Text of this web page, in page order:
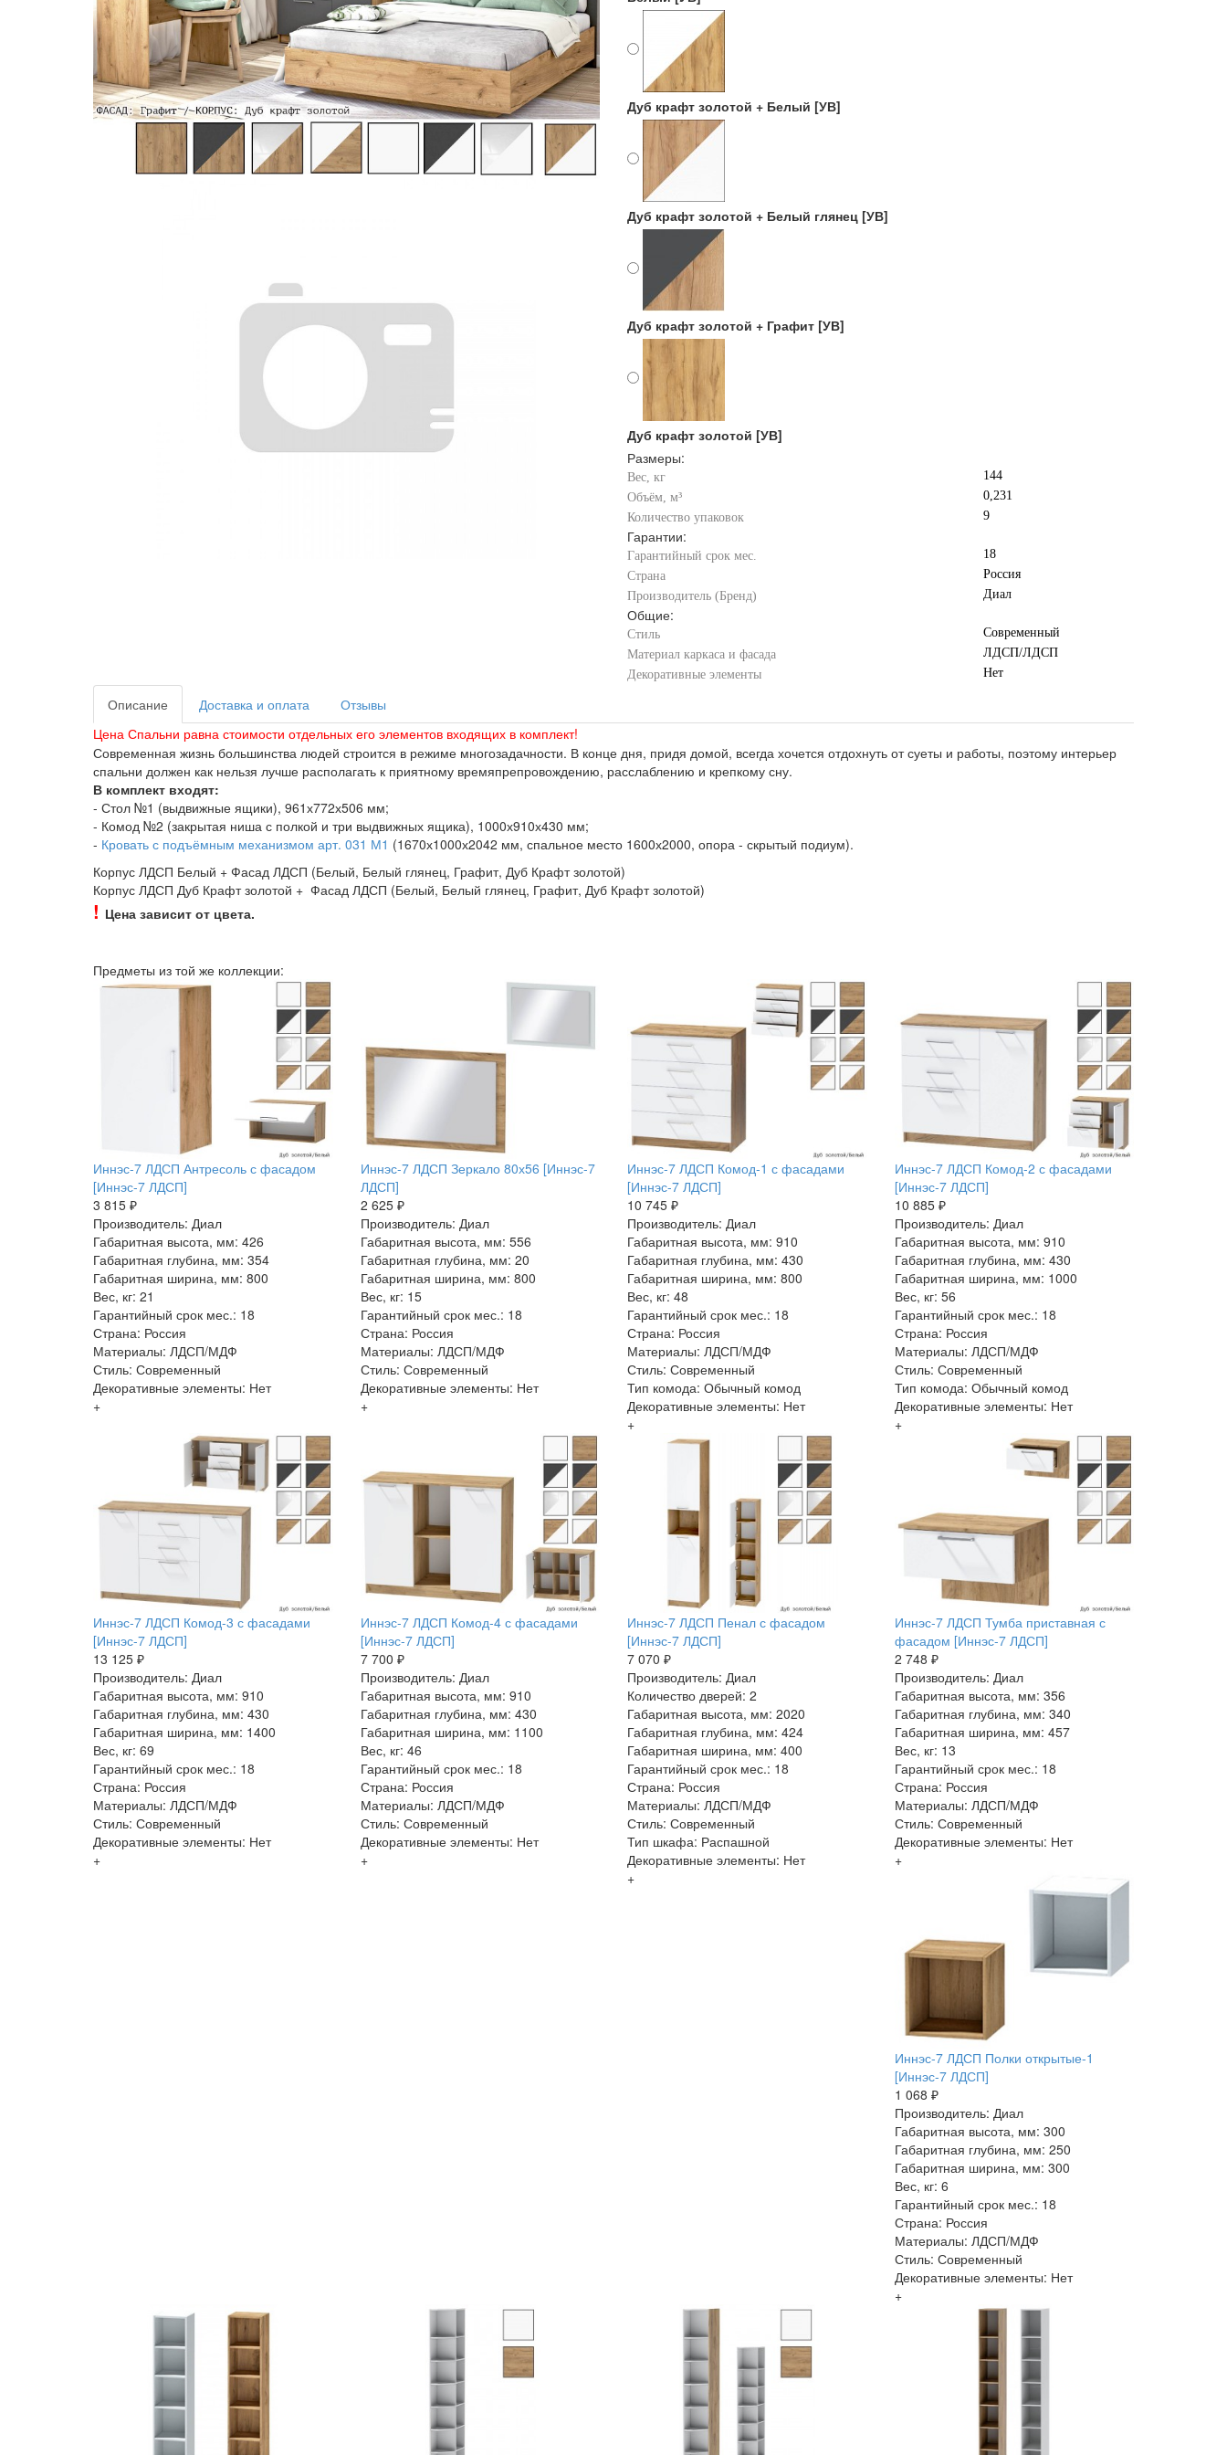
Дуб крафт золотой + Белый [УВ]
Дуб крафт золотой + Белый глянец [УВ]
Дуб крафт золотой + Графит [УВ]
Дуб крафт золотой [УВ]
Размеры:
Вес, кг
144
Объём, м³
0,231
Количество упаковок
9
Гарантии:
Гарантийный срок мес.
18
Страна
Россия
Производитель (Бренд)
Диал
Общие:
Стиль
Современный
Материал каркаса и фасада
ЛДСП/ЛДСП
Декоративные элементы
Нет
Описание Доставка и оплата
Отзывы
Цена Спальни равна стоимости отдельных его элементов входящих в комплект!
Современная жизнь большинства людей строится в режиме многозадачности. В конце дня, придя домой, всегда хочется отдохнуть от суеты и работы, поэтому интерьер
спальни должен как нельзя лучше располагать к приятному времяпрепровождению, расслаблению и крепкому сну.
В комплект входят:
- Стол №1 (выдвижные ящики), 961х772х506 мм;
- Комод №2 (закрытая ниша с полкой и три выдвижных ящика), 1000х910х430 мм;
- Кровать с подъёмным механизмом арт. 031 М1 (1670х1000х2042 мм, спальное место 1600х2000, опора - скрытый подиум).
Корпус ЛДСП Белый + Фасад ЛДСП (Белый, Белый глянец, Графит, Дуб Крафт золотой)
Корпус ЛДСП Дуб Крафт золотой + Фасад ЛДСП (Белый, Белый глянец, Графит, Дуб Крафт золотой)
! Цена зависит от цвета.
Предметы из той же коллекции:
Иннэс-7 ЛДСП Антресоль с фасадом
[Иннэс-7 ЛДСП]
3 815 ₽
Производитель: Диал
Габаритная высота, мм: 426
Габаритная глубина, мм: 354
Габаритная ширина, мм: 800
Вес, кг: 21
Гарантийный срок мес.: 18
Страна: Россия
Материалы: ЛДСП/МДФ
Стиль: Современный
Декоративные элементы: Нет
+
Иннэс-7 ЛДСП Зеркало 80х56 [Иннэс-7
ЛДСП]
2 625 ₽
Производитель: Диал
Габаритная высота, мм: 556
Габаритная глубина, мм: 20
Габаритная ширина, мм: 800
Вес, кг: 15
Гарантийный срок мес.: 18
Страна: Россия
Материалы: ЛДСП/МДФ
Стиль: Современный
Декоративные элементы: Нет
+
Иннэс-7 ЛДСП Комод-1 с фасадами
[Иннэс-7 ЛДСП]
10 745 ₽
Производитель: Диал
Габаритная высота, мм: 910
Габаритная глубина, мм: 430
Габаритная ширина, мм: 800
Вес, кг: 48
Гарантийный срок мес.: 18
Страна: Россия
Материалы: ЛДСП/МДФ
Стиль: Современный
Тип комода: Обычный комод
Декоративные элементы: Нет
+
Иннэс-7 ЛДСП Комод-2 с фасадами
[Иннэс-7 ЛДСП]
10 885 ₽
Производитель: Диал
Габаритная высота, мм: 910
Габаритная глубина, мм: 430
Габаритная ширина, мм: 1000
Вес, кг: 56
Гарантийный срок мес.: 18
Страна: Россия
Материалы: ЛДСП/МДФ
Стиль: Современный
Тип комода: Обычный комод
Декоративные элементы: Нет
+
Иннэс-7 ЛДСП Комод-3 с фасадами
[Иннэс-7 ЛДСП]
13 125 ₽
Производитель: Диал
Габаритная высота, мм: 910
Габаритная глубина, мм: 430
Габаритная ширина, мм: 1400
Вес, кг: 69
Гарантийный срок мес.: 18
Страна: Россия
Материалы: ЛДСП/МДФ
Стиль: Современный
Декоративные элементы: Нет
+
Иннэс-7 ЛДСП Комод-4 с фасадами
[Иннэс-7 ЛДСП]
7 700 ₽
Производитель: Диал
Габаритная высота, мм: 910
Габаритная глубина, мм: 430
Габаритная ширина, мм: 1100
Вес, кг: 46
Гарантийный срок мес.: 18
Страна: Россия
Материалы: ЛДСП/МДФ
Стиль: Современный
Декоративные элементы: Нет
+
Иннэс-7 ЛДСП Пенал с фасадом
[Иннэс-7 ЛДСП]
7 070 ₽
Производитель: Диал
Количество дверей: 2
Габаритная высота, мм: 2020
Габаритная глубина, мм: 424
Габаритная ширина, мм: 400
Гарантийный срок мес.: 18
Страна: Россия
Материалы: ЛДСП/МДФ
Стиль: Современный
Тип шкафа: Распашной
Декоративные элементы: Нет
+
Иннэс-7 ЛДСП Тумба приставная с
фасадом [Иннэс-7 ЛДСП]
2 748 ₽
Производитель: Диал
Габаритная высота, мм: 356
Габаритная глубина, мм: 340
Габаритная ширина, мм: 457
Вес, кг: 13
Гарантийный срок мес.: 18
Страна: Россия
Материалы: ЛДСП/МДФ
Стиль: Современный
Декоративные элементы: Нет
+
Иннэс-7 ЛДСП Полки открытые-1
[Иннэс-7 ЛДСП]
1 068 ₽
Производитель: Диал
Габаритная высота, мм: 300
Габаритная глубина, мм: 250
Габаритная ширина, мм: 300
Вес, кг: 6
Гарантийный срок мес.: 18
Страна: Россия
Материалы: ЛДСП/МДФ
Стиль: Современный
Декоративные элементы: Нет
+